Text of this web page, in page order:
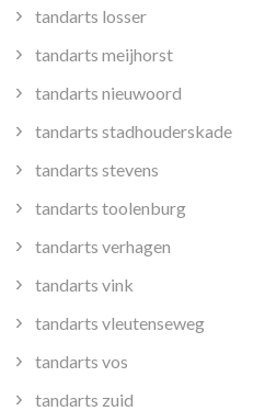
tandarts losser
tandarts meijhorst
tandarts nieuwoord
tandarts stadhouderskade
tandarts stevens
tandarts toolenburg
tandarts verhagen
tandarts vink
tandarts vleutenseweg
tandarts vos
tandarts zuid